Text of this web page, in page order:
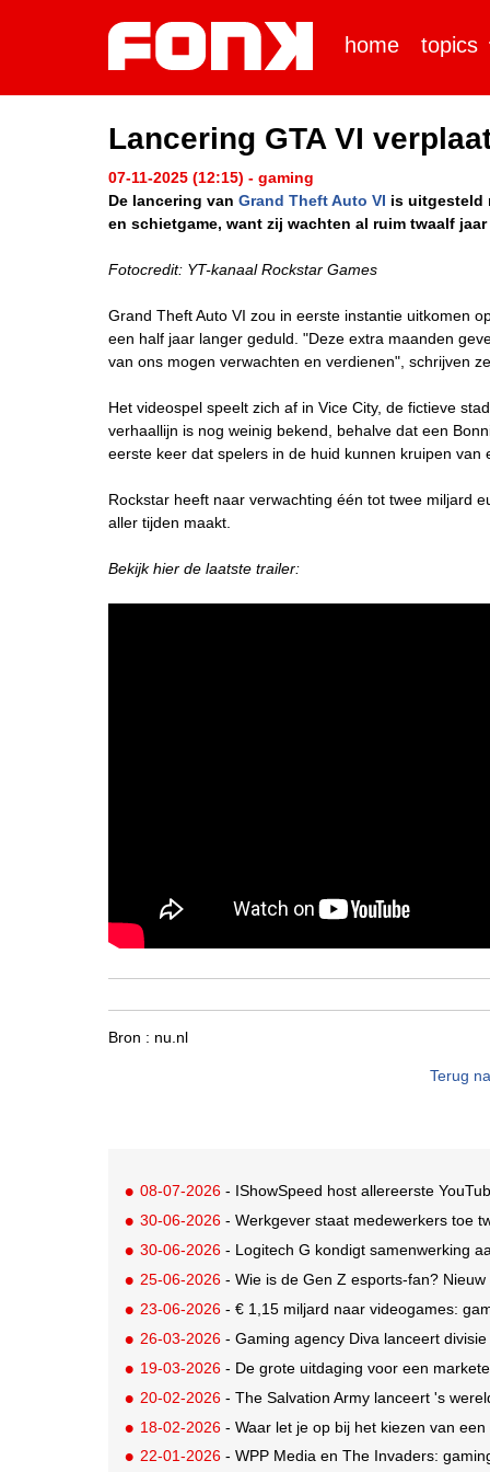
home topics
Lancering GTA VI
07-11-2025 (12:15) - gaming
De lancering van Grand Theft Auto VI is uitgesteld
en schietgame, want zij wachten al ruim twaalf jaar
Fotocredit: YT-kanaal Rockstar Games
Grand Theft Auto VI zou in eerste instantie uitkomen
een half jaar langer geduld. "Deze extra maanden
van ons mogen verwachten en verdienen", schrijven
Het videospel speelt zich af in Vice City, de fictieve
verhaallijn is nog weinig bekend, behalve dat een
eerste keer dat spelers in de huid kunnen kruipen van
Rockstar heeft naar verwachting één tot twee miljard
aller tijden maakt.
Bekijk hier de laatste trailer:
Bron : nu.nl
Terug
08-07-2026 - IShowSpeed host allereerste
30-06-2026 - Werkgever staat medewerkers toe
30-06-2026 - Logitech G kondigt samenwerking
25-06-2026 - Wie is de Gen Z esports-fan?
23-06-2026 - € 1,15 miljard naar videogames:
26-03-2026 - Gaming agency Diva lanceert
19-03-2026 - De grote uitdaging voor een
20-02-2026 - The Salvation Army lanceert 's
18-02-2026 - Waar let je op bij het kiezen van
22-01-2026 - WPP Media en The Invaders: